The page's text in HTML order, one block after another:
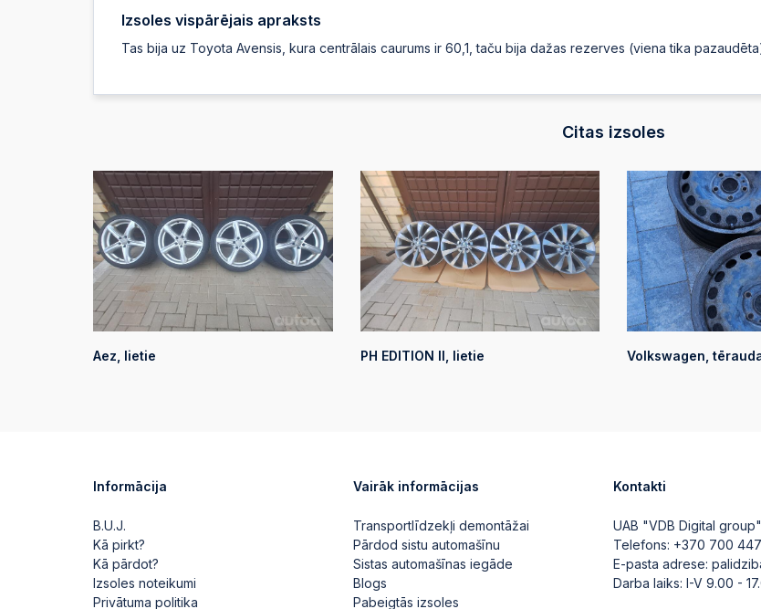
Izsoles vispārējais apraksts
Tas bija uz Toyota Avensis, kura centrālais caurums ir 60,1, taču bija dažas rezerves (viena tika
Citas izsoles
Aez, lietie PH EDITION II, lietie Volkswagen,
Informācija
B.U.J.
Kā pirkt?
Kā pārdot?
Izsoles noteikumi
Privātuma politika
Vairāk informācijas
Transportlīdzekļi demontāžai
Pārdod sistu automašīnu
Sistas automašīnas iegāde
Blogs
Pabeigtās izsoles
Kontakti
UAB "VDB Digital group"
Telefons: +370 700
E-pasta adrese:
Darba laiks: I-V 9.00 -